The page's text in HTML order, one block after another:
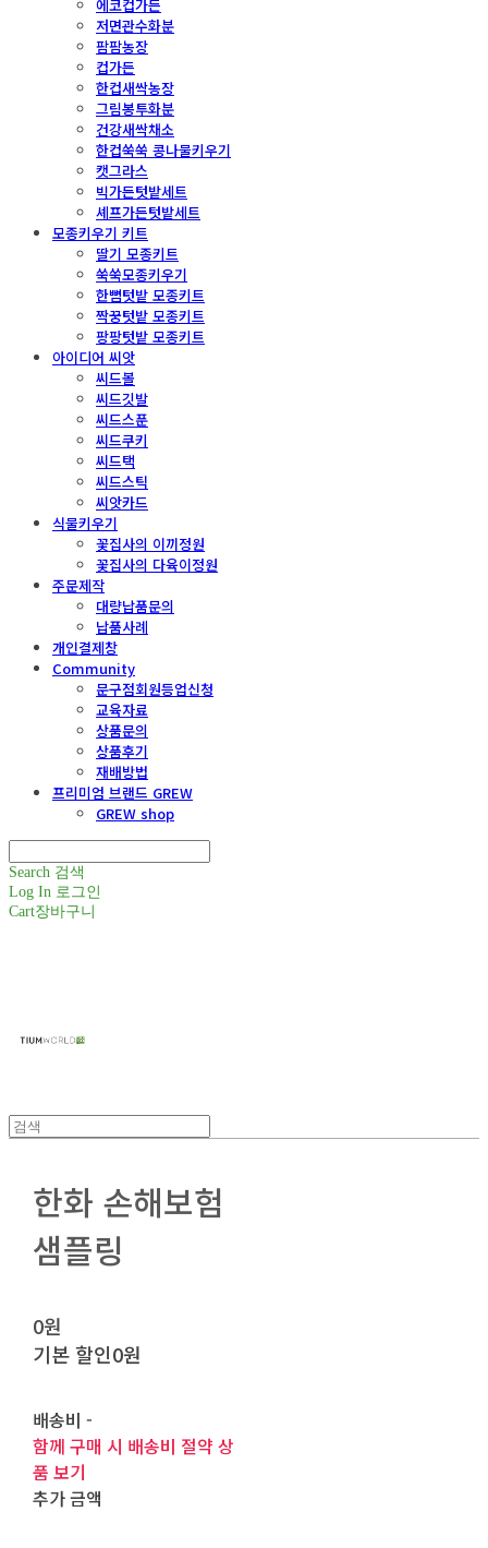
에코컵가든
저면관수화분
팜팜농장
컵가든
한컵새싹농장
그림봉투화분
건강새싹채소
한컵쑥쑥 콩나물키우기
캣그라스
빅가든텃밭세트
셰프가든텃밭세트
모종키우기 키트
딸기 모종키트
쑥쑥모종키우기
한뼘텃밭 모종키트
짝꿍텃밭 모종키트
팡팡텃밭 모종키트
아이디어 씨앗
씨드볼
씨드깃발
씨드스푼
씨드쿠키
씨드택
씨드스틱
씨앗카드
식물키우기
꽃집사의 이끼정원
꽃집사의 다육이정원
주문제작
대량납품문의
납품사례
개인결제창
Community
문구점회원등업신청
교육자료
상품문의
상품후기
재배방법
프리미엄 브랜드 GREW
GREW shop
Search 검색
Log In 로그인
Cart장바구니
한화 손해보험
샘플링
0원
기본 할인0원
배송비 -
함께 구매 시 배송비 절약 상
품 보기
추가 금액